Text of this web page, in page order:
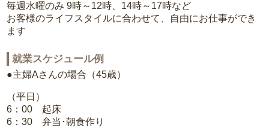
毎週水曜のみ 9時～12時、14時～17時など
お客様のライフスタイルに合わせて、自由にお仕事ができ
ます
就業スケジュール例
●主婦Aさんの場合（45歳）
（平日）
6：00 起床
6：30 弁当･朝食作り